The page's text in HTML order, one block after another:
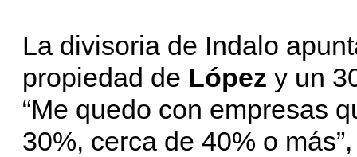
La divisoria de Indalo
propiedad de López y un
“Me quedo con empresas
30%, cerca de 40% o